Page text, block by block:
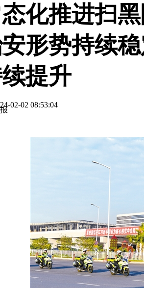
化推进扫
形势持续
提升
02-02 08:53:04